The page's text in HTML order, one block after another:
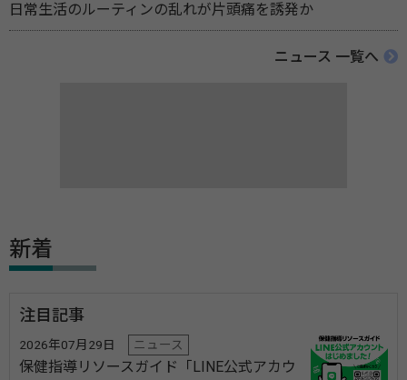
日常生活のルーティンの乱れが片頭痛を誘発か
ニュース 一覧へ
新着
注目記事
2026年07月29日 ニュース
保健指導リソースガイド「LINE公式アカウ